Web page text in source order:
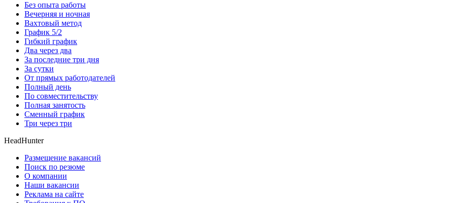
Без опыта работы
Вечерняя и ночная
Вахтовый метод
График 5/2
Гибкий график
Два через два
За последние три дня
За сутки
От прямых работодателей
Полный день
По совместительству
Полная занятость
Сменный график
Три через три
HeadHunter
Размещение вакансий
Поиск по резюме
О компании
Наши вакансии
Реклама на сайте